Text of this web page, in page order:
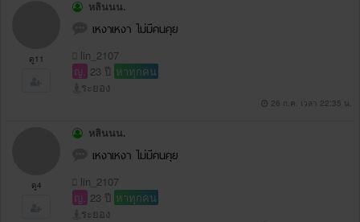
ดู11
หลินนน.
เหงาเหงา ไม่มีคนคุย
lin_2107
ญ. 23 ปี หาทุกคน
ระยอง
26 ก.ค. เวลา 22:35 น.
ดู4
หลินนน.
เหงาเหงา ไม่มีคนคุย
lin_2107
ญ. 23 ปี หาทุกคน
ระยอง